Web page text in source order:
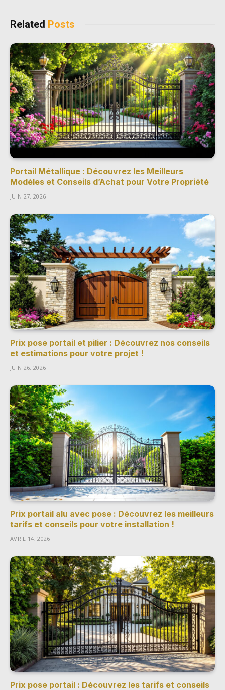
Related Posts
Portail Métallique : Découvrez les Meilleurs
Modèles et Conseils d’Achat pour Votre Propriété
JUIN 27, 2026
Prix pose portail et pilier : Découvrez nos conseils
et estimations pour votre projet !
JUIN 26, 2026
Prix portail alu avec pose : Découvrez les meilleurs
tarifs et conseils pour votre installation !
AVRIL 14, 2026
Prix pose portail : Découvrez les tarifs et conseils